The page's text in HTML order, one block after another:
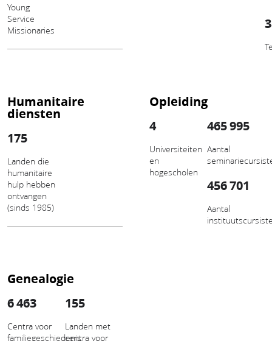
Young
Service
Missionaries
Humanitaire
diensten
175
Landen die
humanitaire
hulp hebben
ontvangen
(sinds 1985)
Opleiding
4
Universiteiten
en
hogescholen
465 995
Aantal
456 701
Aantal
Genealogie
6 463
Centra voor
familiegeschiedenis
155
Landen met
centra voor